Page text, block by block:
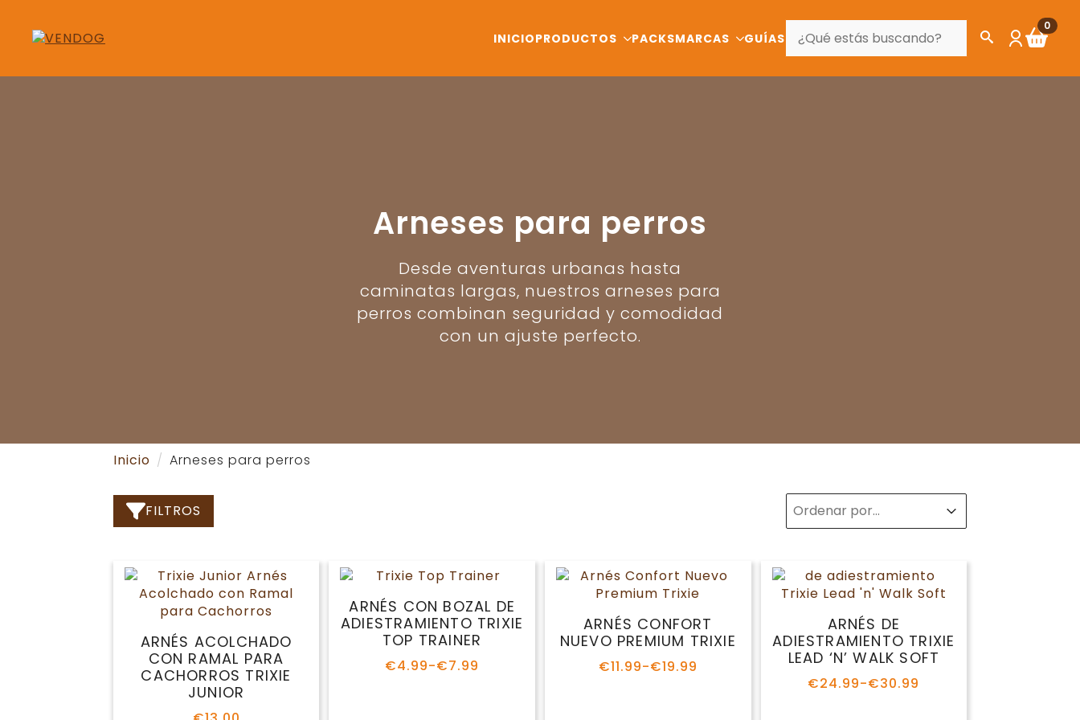
INICIOPRODUCTOS PACKSMARCAS GUÍAS
0
Arneses para perros
Desde aventuras urbanas hasta
caminatas largas, nuestros arneses para
perros combinan seguridad y comodidad
con un ajuste perfecto.
Inicio Arneses para perros
FILTROS
SortSort content
Sort content
ARNÉS ACOLCHADO
CON RAMAL PARA
CACHORROS TRIXIE
JUNIOR
ARNÉS CON BOZAL DE
ADIESTRAMIENTO
TRIXIE TOP TRAINER
€4.99-€7.99
Rango
ARNÉS CONFORT
NUEVO PREMIUM TRIXIE
€11.99-€19.99
Rango
ARNÉS DE
ADIESTRAMIENTO
TRIXIE LEAD ‘N’ WALK
SOFT